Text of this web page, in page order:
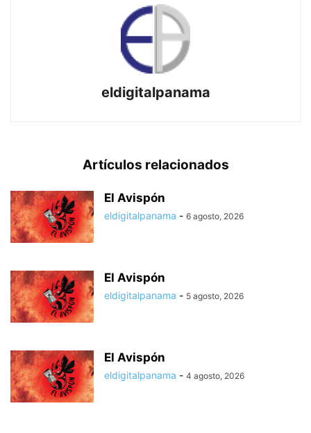
eldigitalpanama
Artículos relacionados
El Avispón
eldigitalpanama - 6 agosto, 2026
El Avispón
eldigitalpanama - 5 agosto, 2026
El Avispón
eldigitalpanama - 4 agosto, 2026